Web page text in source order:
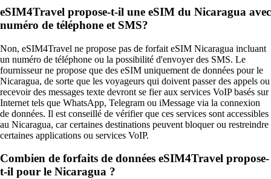
eSIM4Travel propose-t‑il une eSIM du Nicaragua avec
numéro de téléphone et SMS?
Non, eSIM4Travel ne propose pas de forfait eSIM Nicaragua incluant
un numéro de téléphone ou la possibilité d'envoyer des SMS. Le
fournisseur ne propose que des eSIM uniquement de données pour le
Nicaragua, de sorte que les voyageurs qui doivent passer des appels ou
recevoir des messages texte devront se fier aux services VoIP basés sur
Internet tels que WhatsApp, Telegram ou iMessage via la connexion
de données. Il est conseillé de vérifier que ces services sont accessibles
au Nicaragua, car certaines destinations peuvent bloquer ou restreindre
certaines applications ou services VoIP.
Combien de forfaits de données eSIM4Travel propose-
t-il pour le Nicaragua ?